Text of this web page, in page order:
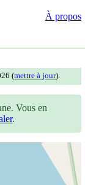
À propos
(mettre à jour).
Vous en
.